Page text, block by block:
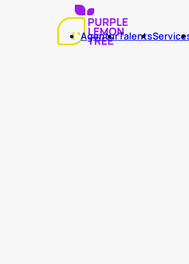
AgenturTalents